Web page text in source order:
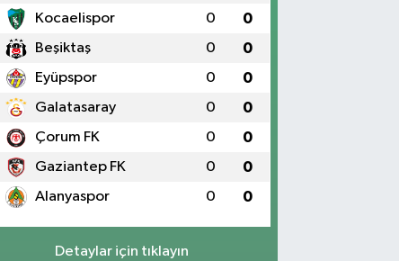
Kocaelispor 0 0
Beşiktaş 0 0
Eyüpspor 0 0
Galatasaray 0 0
Çorum FK 0 0
Gaziantep FK 0 0
Alanyaspor 0 0
Detaylar için tıklayın